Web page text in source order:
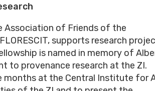
Association of Friends of the
supports research
is named in memory of
to provenance research at the ZI.
months at the Central Institute for